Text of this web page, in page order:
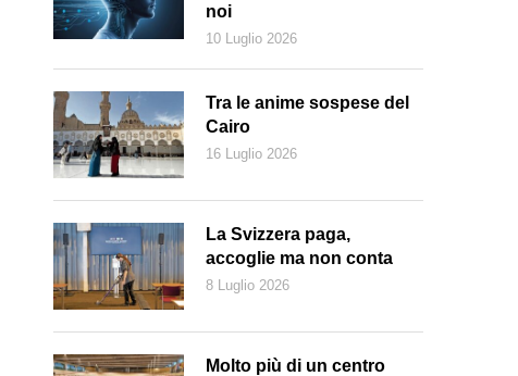
Persone in fila per il funerale di Navalnya Mosca, il 1. marzo scorso
noi
10 Luglio 2026
Tra le anime sospese del
Cairo
16 Luglio 2026
La Svizzera paga,
accoglie ma non conta
8 Luglio 2026
Molto più di un centro